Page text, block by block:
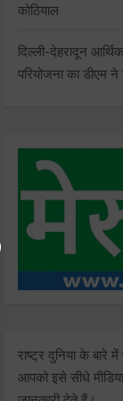
कोठियाल
दिल्ली-देहरादून
परियोजना का डीएम ने
राष्ट्र दुनिया के बारे
आपको इसे सीधे